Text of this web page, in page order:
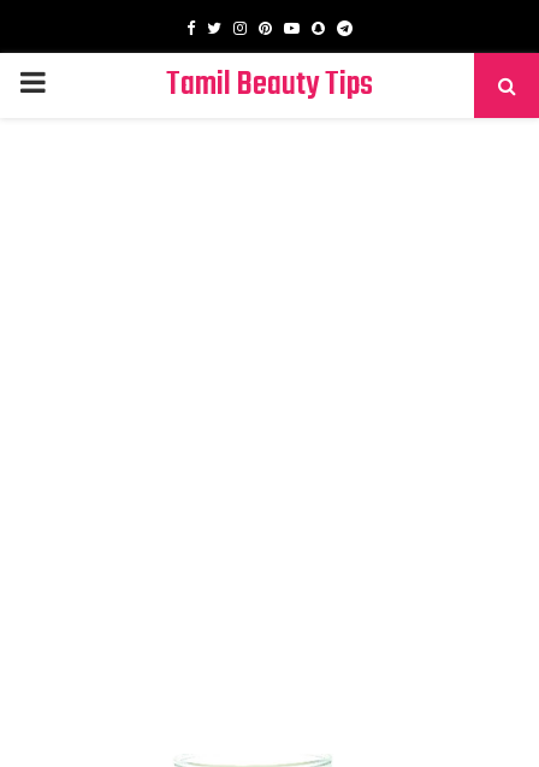
Facebook
TwitterInstagram
PinterestYoutube
SnapchatTelegram
PRIMARY
Tamil Beauty Tips